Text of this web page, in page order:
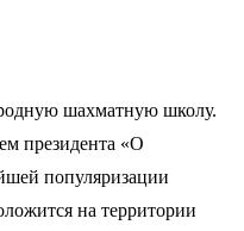
шахматную школу.
президента «О
популяризации
на территории